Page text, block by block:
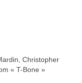
Christopher
« T-Bone »